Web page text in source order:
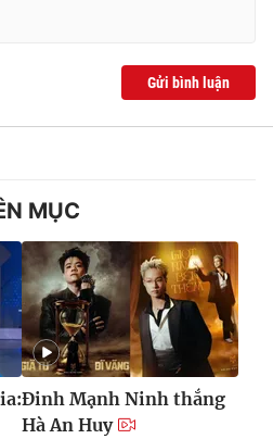
Gửi bình luận
MỤC
Đinh Mạnh Ninh thắng
Hà An Huy